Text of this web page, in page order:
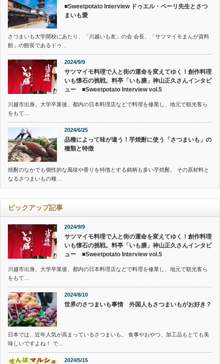
■Sweetpotato Interview ドゥエル・ベーリ先生とさつ
まいも愛
さつまいも大学開校にあたり、「川越いも友」の会 会長、「サツマイモまんが資料
館」の館長であるドゥ…
2024/9/9
サツマイモ料理で人と街の運命を変えてゆく！創作料理
いも懐石の挑戦。料亭「いも膳」神山正久さんインタビ
ュー ■Sweetpotato Interview vol.5
川越市出身。大学卒業後、都内の日本料理店などで料理を修業し、地元で観光客ら
をもて…
2024/6/25
品種によって味が違う！芋焼酎に使う「さつまいも」の
種類と特徴
焼酎のなかでも個性的な風味や香りを特徴とする銘柄も多い芋焼酎。 その原材料と
なるさつまいもの種…
ピックアップ記事
2024/9/9
サツマイモ料理で人と街の運命を変えてゆく！創作料理
いも懐石の挑戦。料亭「いも膳」神山正久さんインタビ
ュー ■Sweetpotato Interview vol.5
川越市出身。大学卒業後、都内の日本料理店などで料理を修業し、地元で観光客ら
をもて…
2024/8/10
世界のさつまいも事情 外国人もさつまいもがお好き？
日本では、近年人気が高まっているさつまいも。 食事やおやつ、加工品もとても美
味しいですよね！ で…
2024/5/15